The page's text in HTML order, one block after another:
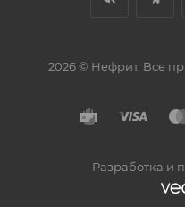
2026 © Нефрит. Все
Разработка и